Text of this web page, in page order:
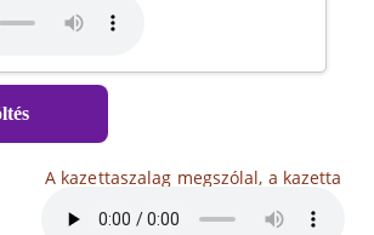
A kazettaszalag megszólal, a kazetta